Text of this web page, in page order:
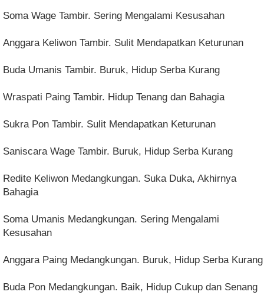
Soma Wage Tambir. Sering Mengalami Kesusahan
Anggara Keliwon Tambir. Sulit Mendapatkan Keturunan
Buda Umanis Tambir. Buruk, Hidup Serba Kurang
Wraspati Paing Tambir. Hidup Tenang dan Bahagia
Sukra Pon Tambir. Sulit Mendapatkan Keturunan
Saniscara Wage Tambir. Buruk, Hidup Serba Kurang
Redite Keliwon Medangkungan. Suka Duka, Akhirnya
Bahagia
Soma Umanis Medangkungan. Sering Mengalami
Kesusahan
Anggara Paing Medangkungan. Buruk, Hidup Serba Kurang
Buda Pon Medangkungan. Baik, Hidup Cukup dan Senang